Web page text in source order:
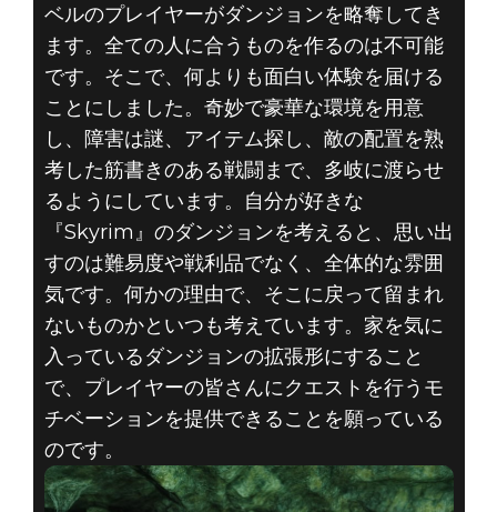
ベルのプレイヤーがダンジョンを略奪してき
ます。全ての人に合うものを作るのは不可能
です。そこで、何よりも面白い体験を届ける
ことにしました。奇妙で豪華な環境を用意
し、障害は謎、アイテム探し、敵の配置を熟
考した筋書きのある戦闘まで、多岐に渡らせ
るようにしています。自分が好きな
『Skyrim』のダンジョンを考えると、思い出
すのは難易度や戦利品でなく、全体的な雰囲
気です。何かの理由で、そこに戻って留まれ
ないものかといつも考えています。家を気に
入っているダンジョンの拡張形にすること
で、プレイヤーの皆さんにクエストを行うモ
チベーションを提供できることを願っている
のです。